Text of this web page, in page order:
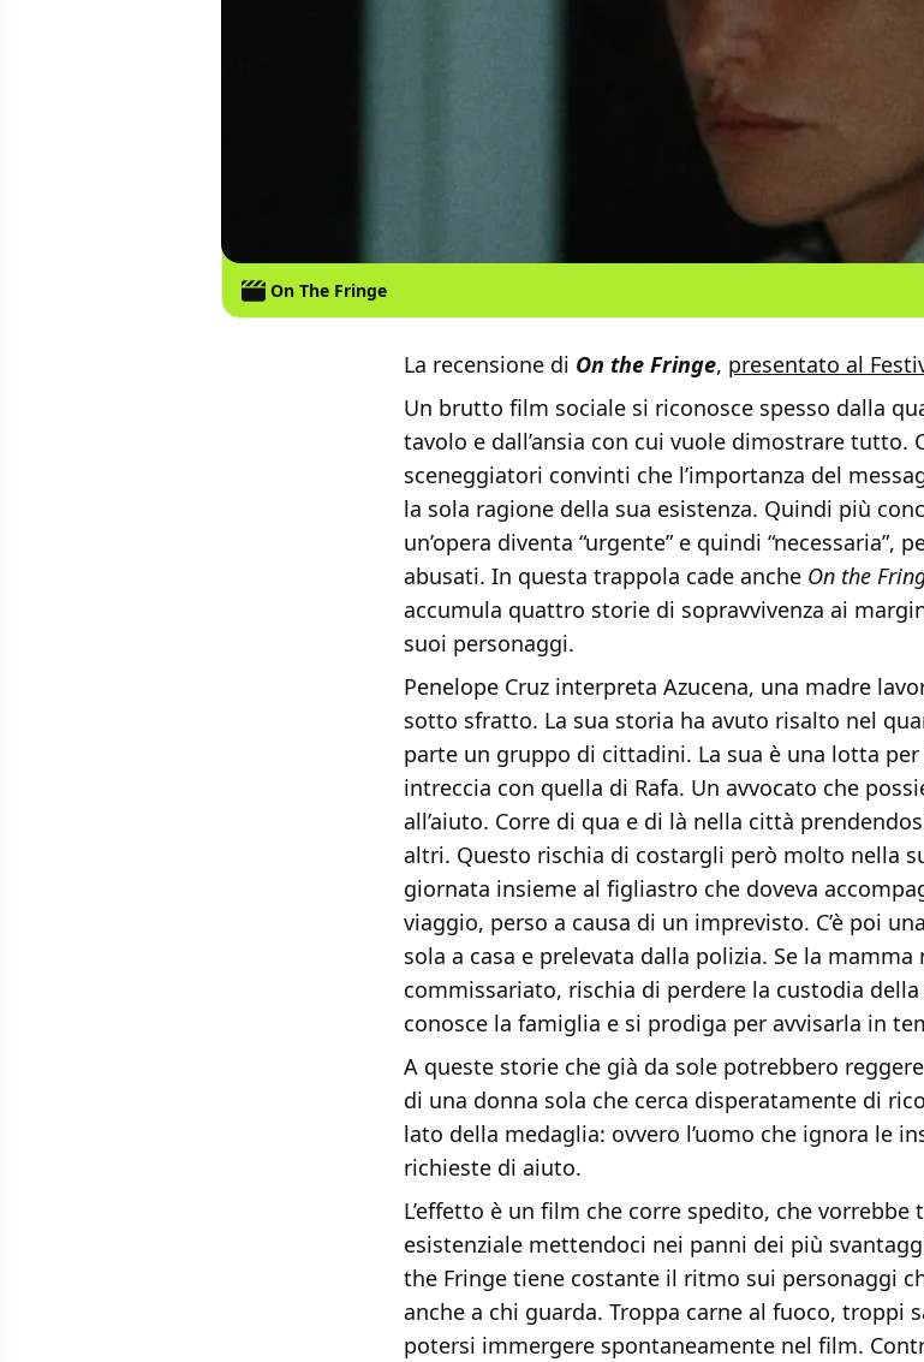
On The Fringe
La recensione di On the Fringe, presentato al
Un brutto film sociale si riconosce spesso dalla
tavolo e dall’ansia con cui vuole dimostrare tutto.
sceneggiatori convinti che l’importanza del
la sola ragione della sua esistenza. Quindi più
un’opera diventa “urgente” e quindi “necessaria”,
abusati. In questa trappola cade anche On the
accumula quattro storie di sopravvivenza ai
suoi personaggi.
Penelope Cruz interpreta Azucena, una madre
sotto sfratto. La sua storia ha avuto risalto nel
parte un gruppo di cittadini. La sua è una lotta per
intreccia con quella di Rafa. Un avvocato che
all’aiuto. Corre di qua e di là nella città
altri. Questo rischia di costargli però molto nella
giornata insieme al figliastro che doveva
viaggio, perso a causa di un imprevisto. C’è poi
sola a casa e prelevata dalla polizia. Se la
commissariato, rischia di perdere la custodia
conosce la famiglia e si prodiga per avvisarla in
A queste storie che già da sole potrebbero
di una donna sola che cerca disperatamente di
lato della medaglia: ovvero l’uomo che ignora le
richieste di aiuto.
L’effetto è un film che corre spedito, che vorrebbe
esistenziale mettendoci nei panni dei più
the Fringe tiene costante il ritmo sui personaggi
anche a chi guarda. Troppa carne al fuoco, troppi
potersi immergere spontaneamente nel film.